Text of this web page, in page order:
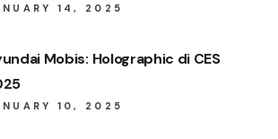
14, 2025
Mobis: Holographic di CES
10, 2025